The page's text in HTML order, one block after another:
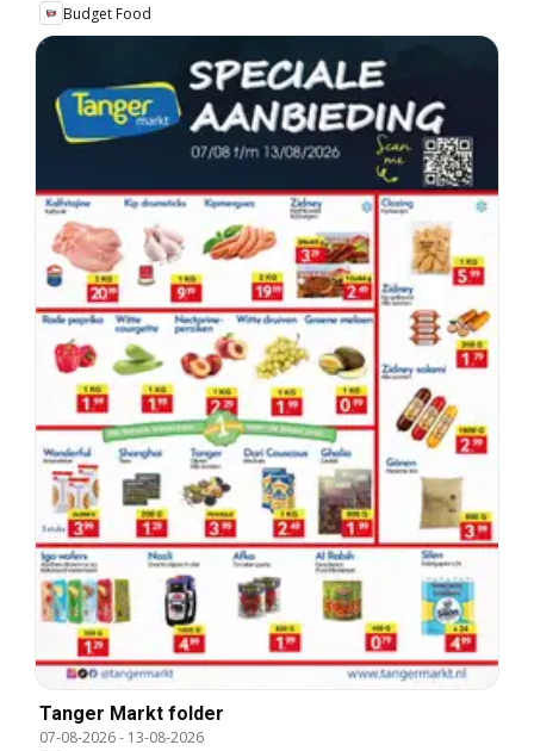
Budget Food
Tanger Markt folder
07-08-2026- 13-08-2026